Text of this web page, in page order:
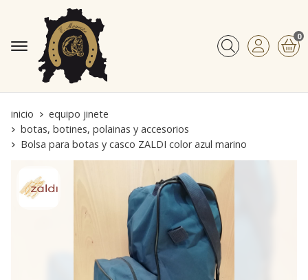
Buscar
0
inicio
equipo jinete
botas, botines, polainas y accesorios
Bolsa para botas y casco ZALDI color azul marino